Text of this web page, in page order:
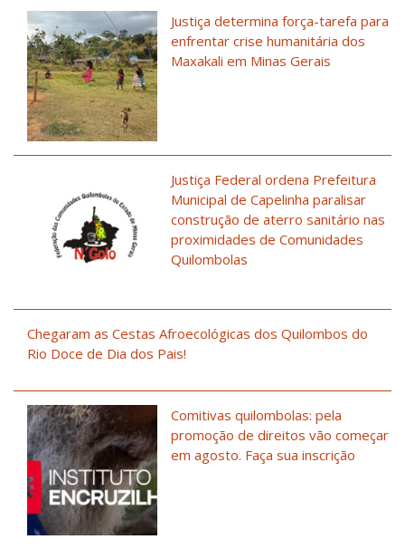
Justiça determina força-tarefa para
enfrentar crise humanitária dos
Maxakali em Minas Gerais
Justiça Federal ordena Prefeitura
Municipal de Capelinha paralisar
construção de aterro sanitário nas
proximidades de Comunidades
Quilombolas
Chegaram as Cestas Afroecológicas dos Quilombos do
Rio Doce de Dia dos Pais!
Comitivas quilombolas: pela
promoção de direitos vão começar
em agosto. Faça sua inscrição